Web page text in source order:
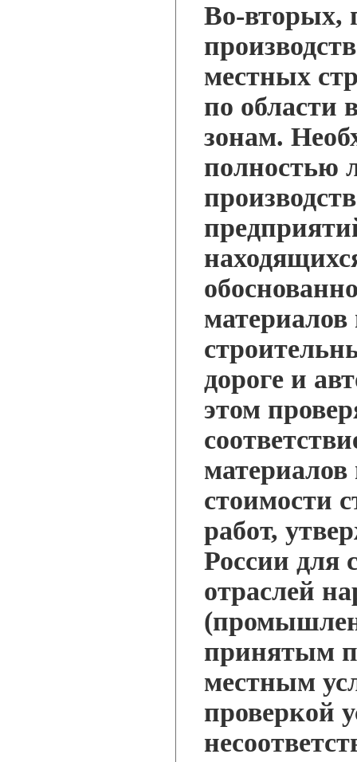
Во-вторых,
местных
по области
зонам.
полностью
материалов
дороге и
этом
стоимости
работ,
России для
отраслей
принятым
местным
проверкой